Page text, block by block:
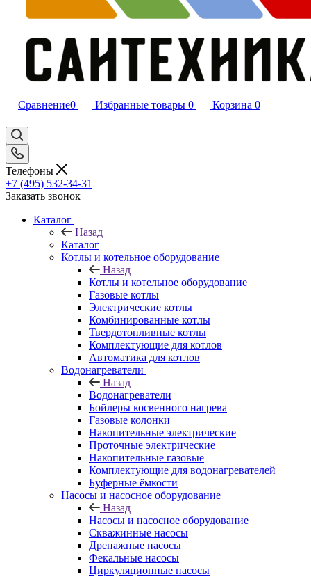
Сравнение0 Избранные товары 0 Корзина 0
Телефоны
+7 (495) 532‑34‑31
Заказать звонок
Каталог
Назад
Каталог
Котлы и котельное оборудование
Назад
Котлы и котельное оборудование
Газовые котлы
Электрические котлы
Комбинированные котлы
Твердотопливные котлы
Комплектующие для котлов
Автоматика для котлов
Водонагреватели
Назад
Водонагреватели
Бойлеры косвенного нагрева
Газовые колонки
Накопительные электрические
Проточные электрические
Накопительные газовые
Комплектующие для водонагревателей
Буферные ёмкости
Насосы и насосное оборудование
Назад
Насосы и насосное оборудование
Скважинные насосы
Дренажные насосы
Фекальные насосы
Циркуляционные насосы